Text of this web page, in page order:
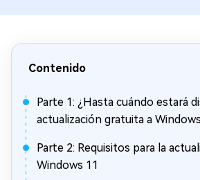
Contenido
Parte 1: ¿Hasta cuándo estará
actualización gratuita a
Parte 2: Requisitos para la
Windows 11